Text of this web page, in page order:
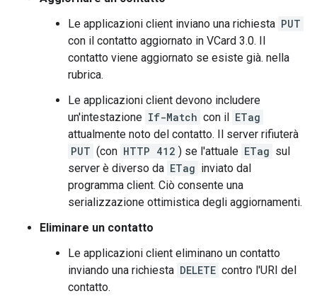
Le applicazioni client inviano una richiesta PUT
con il contatto aggiornato in VCard 3.0. Il
contatto viene aggiornato se esiste già. nella
rubrica.
Le applicazioni client devono includere
un'intestazione If-Match con il ETag
attualmente noto del contatto. Il server rifiuterà
PUT (con HTTP 412 ) se l'attuale ETag sul
server è diverso da ETag inviato dal
programma client. Ciò consente una
serializzazione ottimistica degli aggiornamenti.
Eliminare un contatto
Le applicazioni client eliminano un contatto
inviando una richiesta DELETE contro l'URI del
contatto.